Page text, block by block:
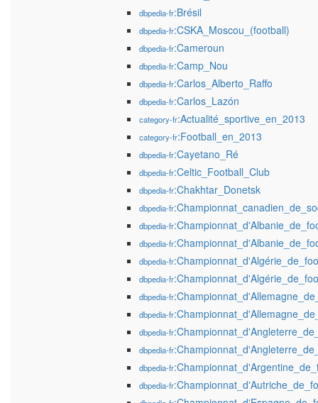
dbpedia-fr:Brésil
dbpedia-fr:CSKA_Moscou_(football)
dbpedia-fr:Cameroun
dbpedia-fr:Camp_Nou
dbpedia-fr:Carlos_Alberto_Raffo
dbpedia-fr:Carlos_Lazón
category-fr:Actualité_sportive_en_2013
category-fr:Football_en_2013
dbpedia-fr:Cayetano_Ré
dbpedia-fr:Celtic_Football_Club
dbpedia-fr:Chakhtar_Donetsk
dbpedia-fr
dbpedia-fr
dbpedia-fr
dbpedia-fr
dbpedia-fr
dbpedia-fr
dbpedia-fr
dbpedia-fr
dbpedia-fr
dbpedia-fr
dbpedia-fr